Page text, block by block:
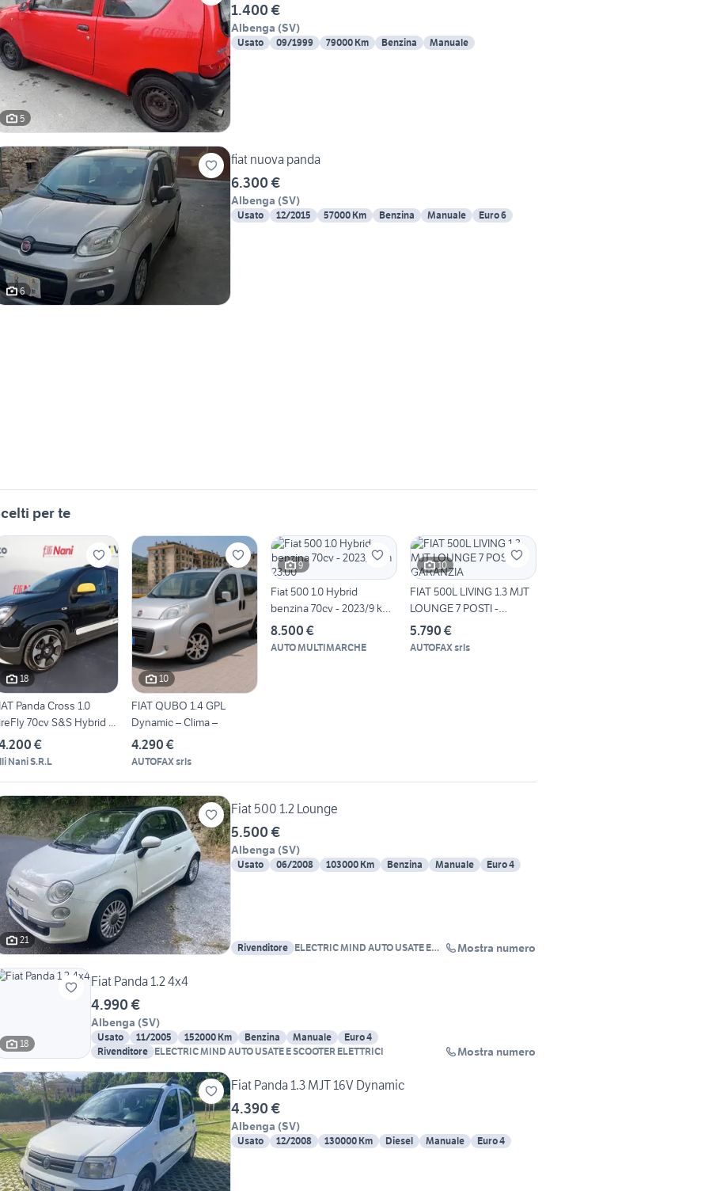
5
1.400 €
Albenga (SV)
Usato 09/1999 79000 Km Benzina Manuale
6
fiat nuova panda
6.300 €
Albenga (SV)
Usato 12/2015 57000 Km Benzina Manuale Euro 6
per te
18
Panda Cross 1.0
70cv S&S Hybrid ...
€
Nani S.R.L
10
FIAT QUBO 1.4 GPL
Dynamic – Clima –
4.290 €
AUTOFAX srls
9
Fiat 500 1.0 Hybrid
benzina 70cv - 2023/9 km
23.00
8.500 €
AUTO MULTIMARCHE
10
FIAT 500L LIVING 1.3 MJT
LOUNGE 7 POSTI -
GARANZIA
5.790 €
AUTOFAX srls
21
Fiat 500 1.2 Lounge
5.500 €
Albenga (SV)
Usato 06/2008 103000 Km Benzina Manuale Euro 4
Rivenditore ELECTRIC MIND AUTO USATE E
Mostra numero
18
Fiat Panda 1.2 4x4
4.990 €
Albenga (SV)
Usato 11/2005 152000 Km Benzina Manuale
Euro 4
Rivenditore ELECTRIC MIND AUTO USATE E SCOOTER ELETTRICI Mostra numero
Fiat Panda 1.3 MJT 16V Dynamic
4.390 €
Albenga (SV)
Usato 12/2008 130000 Km Diesel Manuale Euro 4